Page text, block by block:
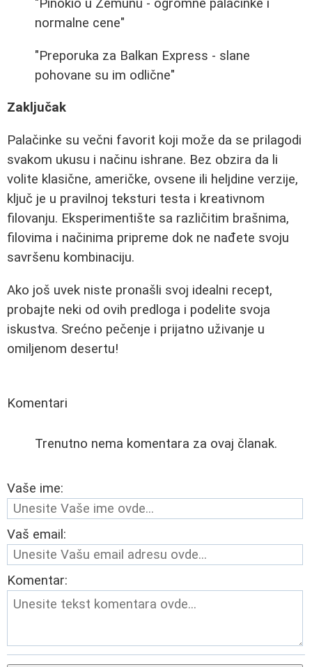
"Pinokio u Zemunu - ogromne palačinke i
normalne cene"
"Preporuka za Balkan Express - slane
pohovane su im odlične"
Zaključak
Palačinke su večni favorit koji može da se prilagodi
svakom ukusu i načinu ishrane. Bez obzira da li
volite klasične, američke, ovsene ili heljdine verzije,
ključ je u pravilnoj teksturi testa i kreativnom
filovanju. Eksperimentište sa različitim brašnima,
filovima i načinima pripreme dok ne nađete svoju
savršenu kombinaciju.
Ako još uvek niste pronašli svoj idealni recept,
probajte neki od ovih predloga i podelite svoja
iskustva. Srećno pečenje i prijatno uživanje u
omiljenom desertu!
Komentari
Trenutno nema komentara za ovaj članak.
Vaše ime:
Vaš email:
Komentar: